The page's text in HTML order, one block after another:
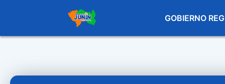
GOBIERNO